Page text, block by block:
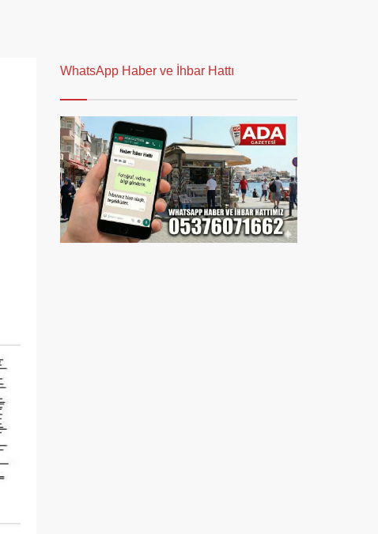
WhatsApp Haber ve İhbar Hattı